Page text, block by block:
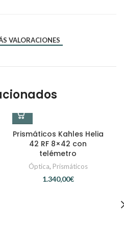
VALORACIONES
Prismáticos Kahles Helia
42 RF 8×42 con
telémetro
Óptica, Prismáticos
€